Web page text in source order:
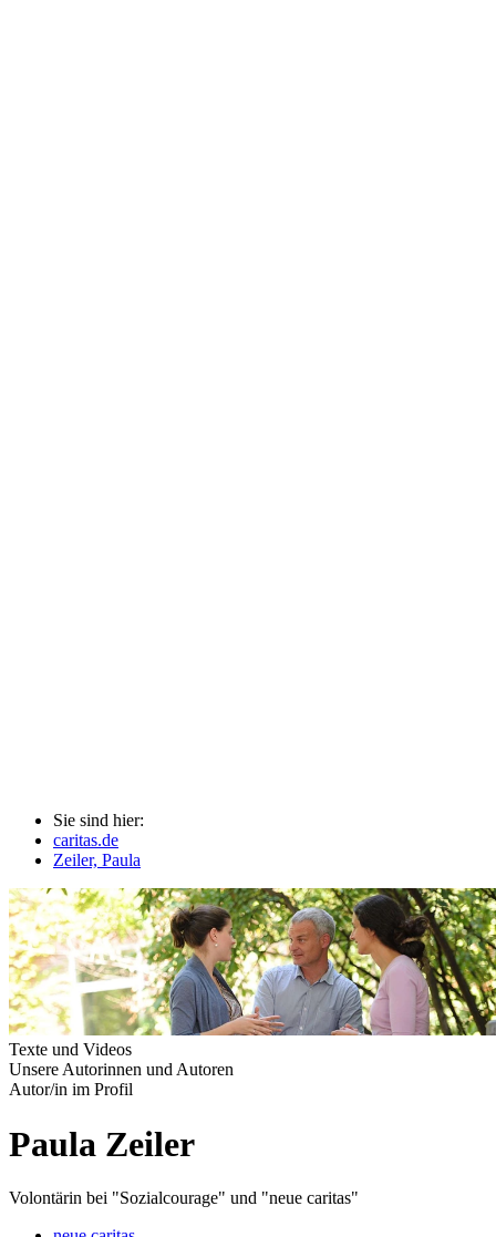
Sie sind hier:
caritas.de
Zeiler, Paula
Texte und Videos
Unsere Autorinnen und Autoren
Autor/in im Profil
Paula Zeiler
Volontärin bei "Sozialcourage" und "neue caritas"